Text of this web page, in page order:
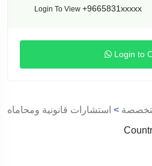
Login To View +9665831xxxxx
Login to
> استشارات قانونية ومحاماه